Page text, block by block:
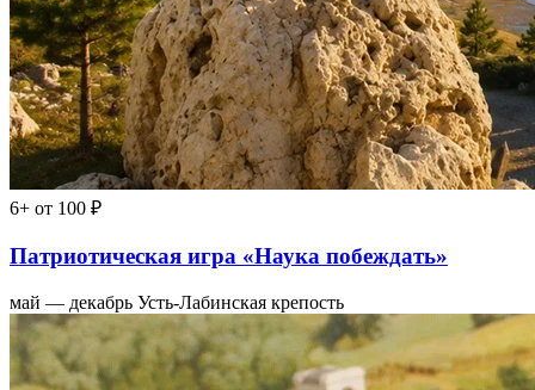
6+ от 100 ₽
Патриотическая игра «Наука побеждать»
май — декабрь Усть-Лабинская крепость